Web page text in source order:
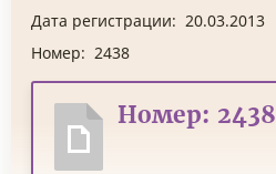
Дата регистрации: 20.03.2013
Номер: 2438
Номер: 2438